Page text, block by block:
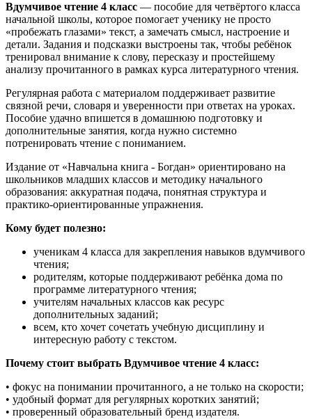
Вдумчивое чтение 4 класс — пособие для четвёртого класса
начальной школы, которое помогает ученику не просто
«пробежать глазами» текст, а замечать смысл, настроение и
детали. Задания и подсказки выстроены так, чтобы ребёнок
тренировал внимание к слову, пересказу и простейшему
анализу прочитанного в рамках курса литературного чтения.
Регулярная работа с материалом поддерживает развитие
связной речи, словаря и уверенности при ответах на уроках.
Пособие удачно впишется в домашнюю подготовку и
дополнительные занятия, когда нужно системно
потренировать чтение с пониманием.
Издание от «Навчальна книга - Богдан» ориентировано на
школьников младших классов и методику начального
образования: аккуратная подача, понятная структура и
практико-ориентированные упражнения.
Кому будет полезно:
ученикам 4 класса для закрепления навыков вдумчивого
чтения;
родителям, которые поддерживают ребёнка дома по
программе литературного чтения;
учителям начальных классов как ресурс
дополнительных заданий;
всем, кто хочет сочетать учебную дисциплину и
интересную работу с текстом.
Почему стоит выбрать Вдумчивое чтение 4 класс:
• фокус на понимании прочитанного, а не только на скорости;
• удобный формат для регулярных коротких занятий;
• проверенный образовательный бренд издателя.